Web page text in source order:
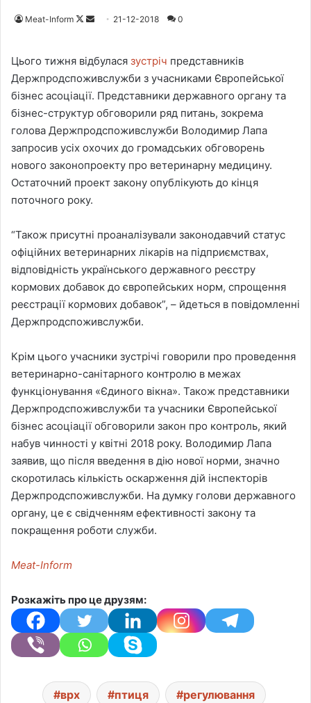
Meat-Inform
F
l
w
o
n
X
n
e
m
a
i
l
21-12-2018 0
Цього тижня відбулася зустріч представників
Держпродспоживслужби з учасниками Європейської
бізнес асоціації. Представники державного органу та
бізнес-структур обговорили ряд питань, зокрема
голова Держпродспоживслужби Володимир Лапа
запросив усіх охочих до громадських обговорень
нового законопроекту про ветеринарну медицину.
Остаточний проект закону опублікують до кінця
поточного року.
“Також присутні проаналізували законодавчий статус
офіційних ветеринарних лікарів на підприємствах,
відповідність українського державного реєстру
кормових добавок до європейських норм, спрощення
реєстрації кормових добавок”, – йдеться в повідомленні
Держпродспоживслужби.
Крім цього учасники зустрічі говорили про проведення
ветеринарно-санітарного контролю в межах
функціонування «Єдиного вікна». Також представники
Держпродспоживслужби та учасники Європейської
бізнес асоціації обговорили закон про контроль, який
набув чинності у квітні 2018 року. Володимир Лапа
заявив, що після введення в дію нової норми, значно
скоротилась кількість оскарження дій інспекторів
Держпродспоживслужби. На думку голови державного
органу, це є свідченням ефективності закону та
покращення роботи служби.
Meat-Inform
Розкажіть про це друзям:
врх птиця регулювання